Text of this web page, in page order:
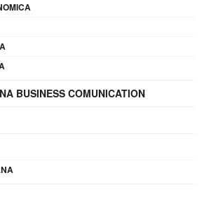
BUSINESS COMUNICATION